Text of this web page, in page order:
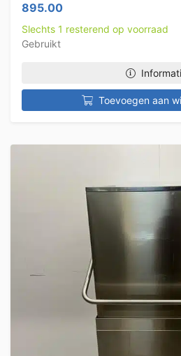
895.00
Slechts 1 resterend op voorraad
Gebruikt
Toevoegen aan